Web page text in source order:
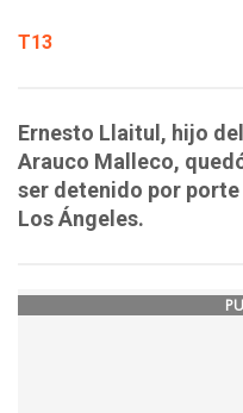
T13
Ernesto Llaitul, hijo
Arauco Malleco,
ser detenido por
Los Ángeles.